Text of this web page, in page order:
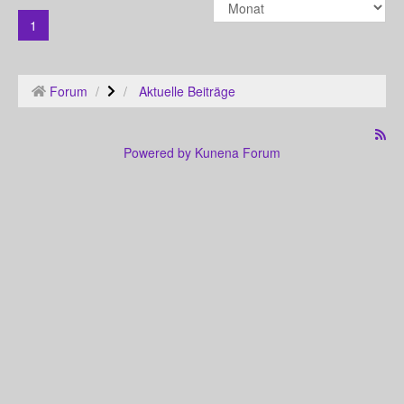
1
Forum Aktuelle Beiträge
Powered by Kunena Forum